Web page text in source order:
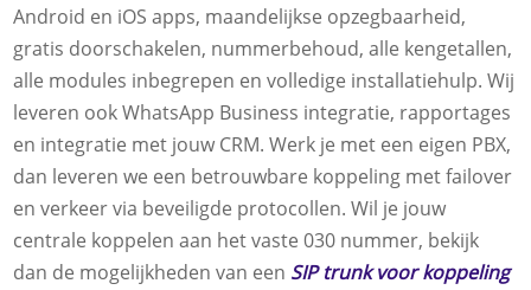
Android en iOS apps, maandelijkse opzegbaarheid,
gratis doorschakelen, nummerbehoud, alle kengetallen,
alle modules inbegrepen en volledige installatiehulp. Wij
leveren ook WhatsApp Business integratie, rapportages
en integratie met jouw CRM. Werk je met een eigen PBX,
dan leveren we een betrouwbare koppeling met failover
en verkeer via beveiligde protocollen. Wil je jouw
centrale koppelen aan het vaste 030 nummer, bekijk
dan de mogelijkheden van een SIP trunk voor koppeling